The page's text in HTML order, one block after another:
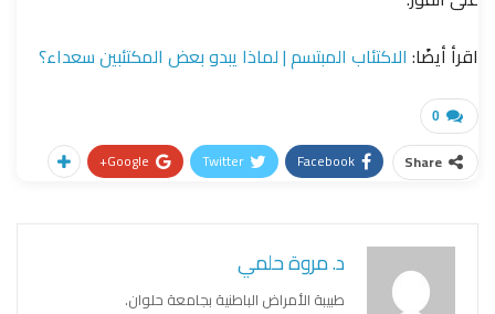
اقرأ أيضًا: الاكتئاب المبتسم | لماذا يبدو بعض المكتئبين سعداء؟
0
Share
Facebook
Twitter
Google+
د. مروة حلمي
طبيبة الأمراض الباطنية بجامعة حلوان.